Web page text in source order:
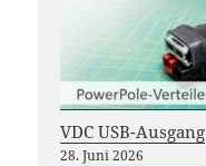
VDC USB-Ausgang
28. Juni 2026